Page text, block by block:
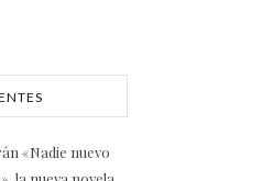
«Nadie nuevo